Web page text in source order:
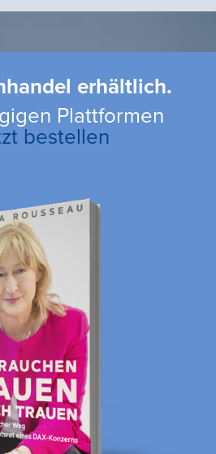
erhältlich.
Plattformen
bestellen